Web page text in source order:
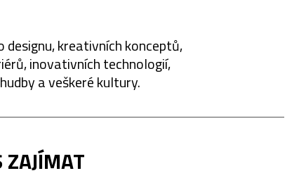
kreativních konceptů,
inovativních technologií,
a veškeré kultury.
ZAJÍMAT